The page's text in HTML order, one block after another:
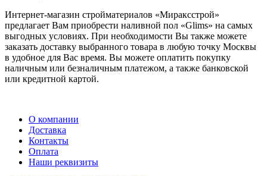
Интернет-магазин стройматериалов «Мираксстрой»
предлагает Вам приобрести наливной пол «Glims» на самых
выгодных условиях. При необходимости Вы также можете
заказать доставку выбранного товара в любую точку Москвы
в удобное для Вас время. Вы можете оплатить покупку
наличным или безналичным платежом, а также банковской
или кредитной картой.
О компании
Доставка
Контакты
Оплата
Наши реквизиты